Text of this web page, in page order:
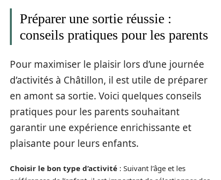
Préparer une sortie réussie :
conseils pratiques pour les parents
Pour maximiser le plaisir lors d’une journée
d’activités à Châtillon, il est utile de préparer
en amont sa sortie. Voici quelques conseils
pratiques pour les parents souhaitant
garantir une expérience enrichissante et
plaisante pour leurs enfants.
Choisir le bon type d’activité : Suivant l’âge et les